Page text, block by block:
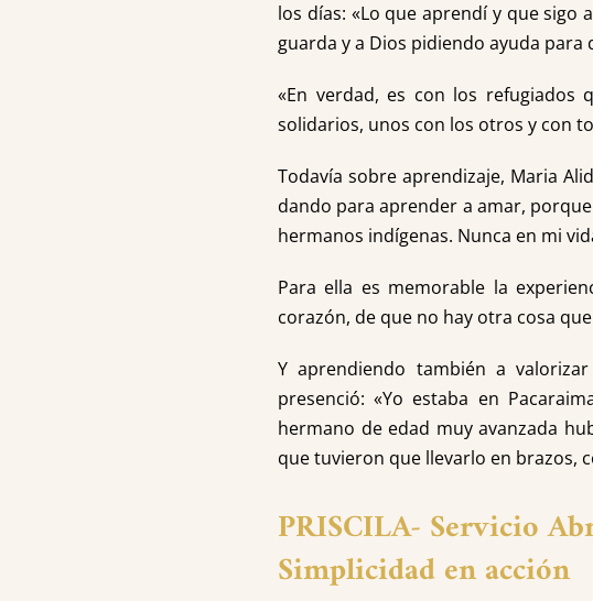
los días: «Lo que aprendí y que sigo
guarda y a Dios pidiendo ayuda
«En verdad, es con los
solidarios, unos con los otros y con
Todavía sobre aprendizaje, Maria
dando para aprender a amar,
hermanos indígenas. Nunca en mi
Para ella es memorable la
corazón, de que no hay otra cosa
Y aprendiendo también a
presenció: «Yo estaba en
hermano de edad muy avanzada
que tuvieron que llevarlo en brazos,
PRISCILA- Servicio
Simplicidad en acción